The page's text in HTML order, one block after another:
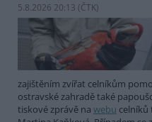
5.8.2026 20:13 (ČTK)
zajištěním zvířat celníkům
ostravské zahradě také
tiskové zprávě na webu celníků